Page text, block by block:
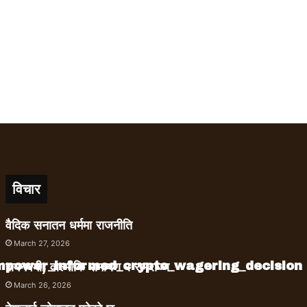
विचार
वैदिक सनातन धर्ममा राजनीति
March 27, 2026
रामनवमी, वाल्मीकि रामायण र रामराज्य
March 26, 2026